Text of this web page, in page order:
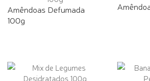
Amêndoas Defumada
100g